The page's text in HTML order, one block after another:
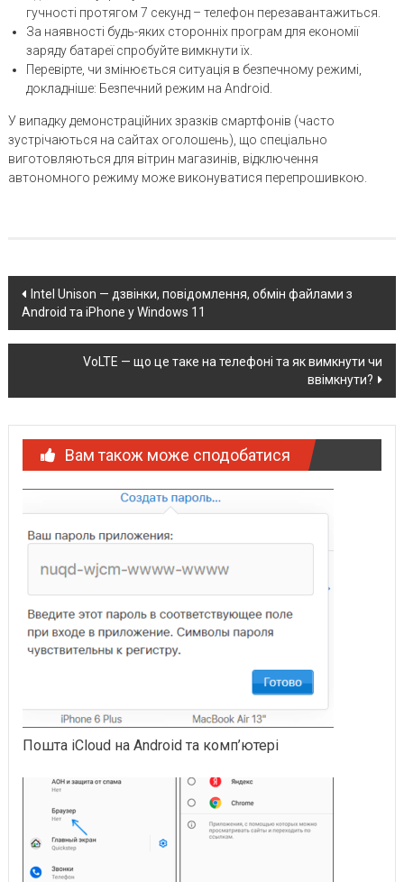
гучності протягом 7 секунд – телефон перезавантажиться.
За наявності будь-яких сторонніх програм для економії
заряду батареї спробуйте вимкнути їх.
Перевірте, чи змінюється ситуація в безпечному режимі,
докладніше: Безпечний режим на Android.
У випадку демонстраційних зразків смартфонів (часто
зустрічаються на сайтах оголошень), що спеціально
виготовляються для вітрин магазинів, відключення
автономного режиму може виконуватися перепрошивкою.
Post
navigation
Intel Unison — дзвінки, повідомлення, обмін файлами з
Android та iPhone у Windows 11
VoLTE — що це таке на телефоні та як вимкнути чи
ввімкнути?
Вам також може сподобатися
Пошта iCloud на Android та комп’ютері